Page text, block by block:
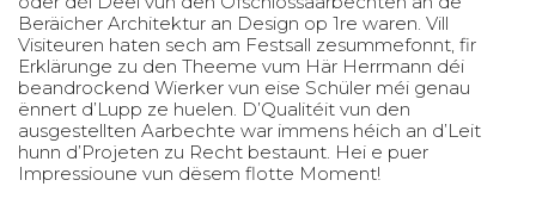
Beräicher Architektur an Design op 1re waren. Vill
Visiteuren haten sech am Festsall zesummefonnt, fir
Erklärunge zu den Theeme vum Här Herrmann déi
beandrockend Wierker vun eise Schüler méi genau
ënnert d’Lupp ze huelen. D’Qualitéit vun den
ausgestellten Aarbechte war immens héich an d’Leit
hunn d’Projeten zu Recht bestaunt. Hei e puer
Impressioune vun dësem flotte Moment!